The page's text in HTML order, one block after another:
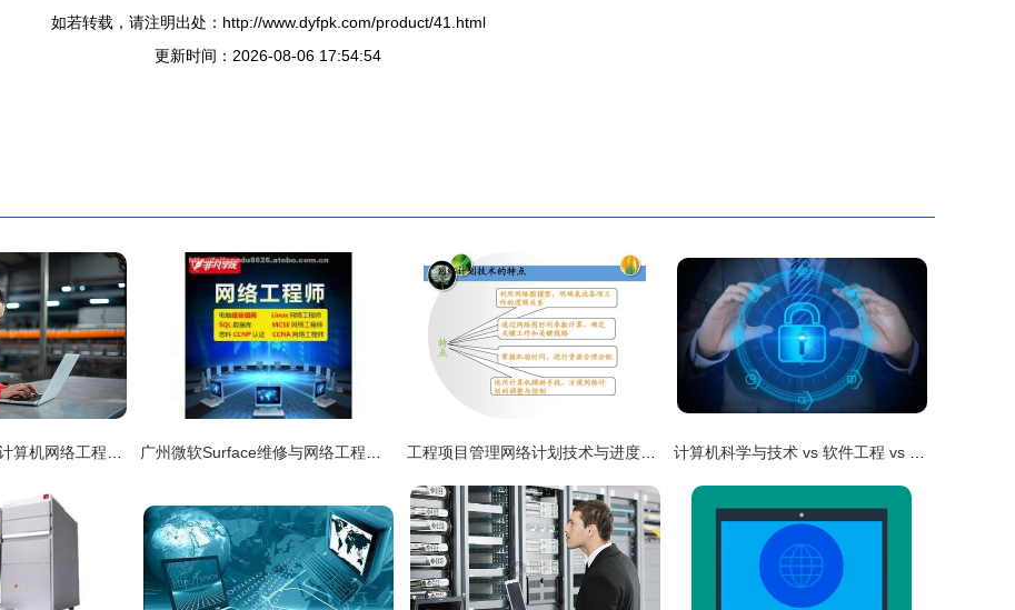
如若转载，请注明出处：http://www.dyfpk.com/product/41.html
更新时间：2026-08-06 17:54:54